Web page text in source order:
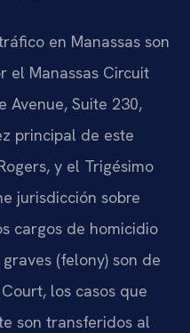
en Manassas son
el Manassas Circuit
Avenue, Suite 230,
principal de este
y el Trigésimo
jurisdicción sobre
cargos de homicidio
(felony) son de
los casos que
son transferidos al